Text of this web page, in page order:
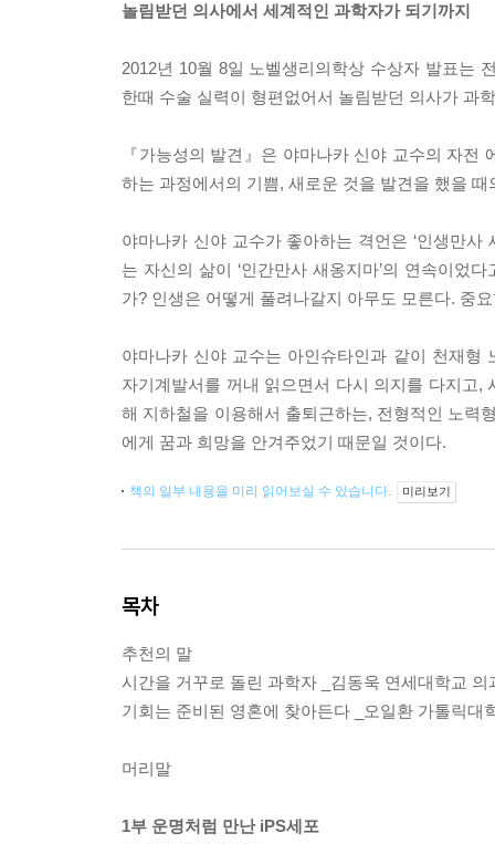
놀림받던 의사에서 세계적인 과학자가 되기까지
2012년 10월 8일 노벨생리의학상 수상자 발표는
한때 수술 실력이 형편없어서 놀림받던 의사가 과
『가능성의 발견』은 야마나카 신야 교수의 자
하는 과정에서의 기쁨, 새로운 것을 발견을 했을
야마나카 신야 교수가 좋아하는 격언은 ‘인생만
는 자신의 삶이 ‘인간만사 새옹지마’의 연속이었
가? 인생은 어떻게 풀려나갈지 아무도 모른다. 중
야마나카 신야 교수는 아인슈타인과 같이 천재형
자기계발서를 꺼내 읽으면서 다시 의지를 다지고
해 지하철을 이용해서 출퇴근하는, 전형적인 노력
에게 꿈과 희망을 안겨주었기 때문일 것이다.
책의 일부 내용을 미리 읽어보실 수 있습니다. 미리보기
목차
추천의 말
시간을 거꾸로 돌린 과학자 _김동욱 연세대학교 의
기회는 준비된 영혼에 찾아든다 _오일환 가톨릭대
머리말
1부 운명처럼 만난 iPS세포